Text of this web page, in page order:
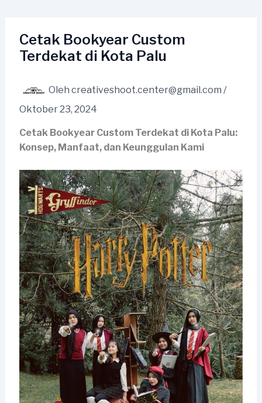
kontenCetak Bookyear Custom
Terdekat di Kota Palu
Oleh creativeshoot.center@gmail.com /
Oktober 23, 2024
Cetak Bookyear Custom Terdekat di Kota Palu:
Konsep, Manfaat, dan Keunggulan Kami